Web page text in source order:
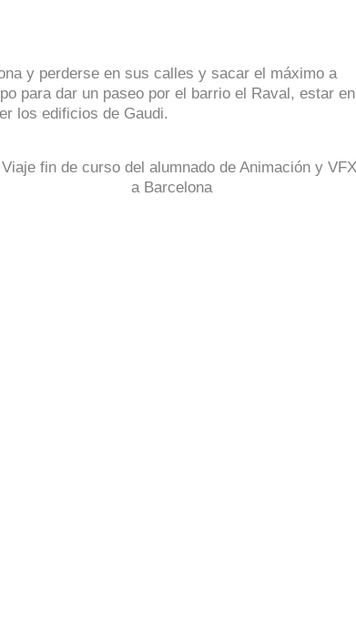
y perderse en sus calles y sacar el máximo a
para dar un paseo por el barrio el Raval, estar en
los edificios de Gaudi.